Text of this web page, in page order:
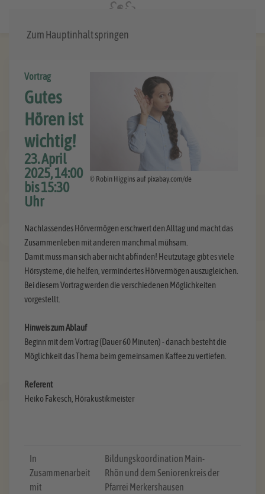
Zum Hauptinhalt springen
© Robin Higgins auf pixabay.com/de
Vortrag
Gutes
Hören ist
wichtig!
23. April
2025, 14:00
bis 15:30
Uhr
Nachlassendes Hörvermögen erschwert den Alltag und macht das
Zusammenleben mit anderen manchmal mühsam.
Damit muss man sich aber nicht abfinden! Heutzutage gibt es viele
Hörsysteme, die helfen, vermindertes Hörvermögen auszugleichen.
Bei diesem Vortrag werden die verschiedenen Möglichkeiten
vorgestellt.
Hinweis zum Ablauf
Beginn mit dem Vortrag (Dauer 60 Minuten) - danach besteht die
Möglichkeit das Thema beim gemeinsamen Kaffee zu vertiefen.
Referent
Heiko Fakesch, Hörakustikmeister
In
Zusammenarbeit
mit
Bildungskoordination Main-
Rhön und dem Seniorenkreis der
Pfarrei Merkershausen